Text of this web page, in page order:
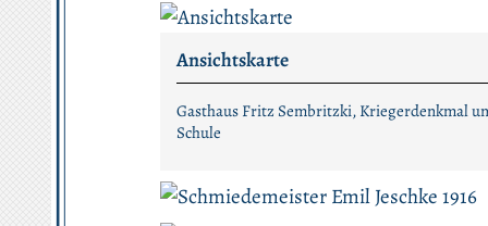
Ansichtskarte
Gasthaus Fritz Sembritzki, Kriegerdenkmal
Schule